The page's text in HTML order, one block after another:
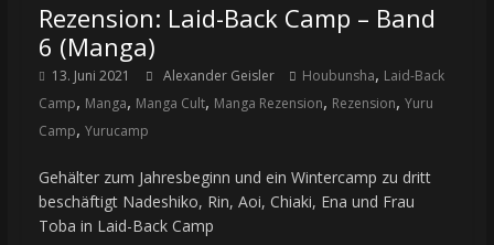
Rezension: Laid-Back Camp – Band
6 (Manga)
13. Juni 2021 Alexander Geisler Houbunsha, Laid-Back
Camp, Manga, Manga Cult, Manga Rezension, Rezension, Yuru
Camp, Yurucamp
Gehälter zum Jahresbeginn und ein Wintercamp zu dritt
beschäftigt Nadeshiko, Rin, Aoi, Chiaki, Ena und Frau
Toba in Laid-Back Camp